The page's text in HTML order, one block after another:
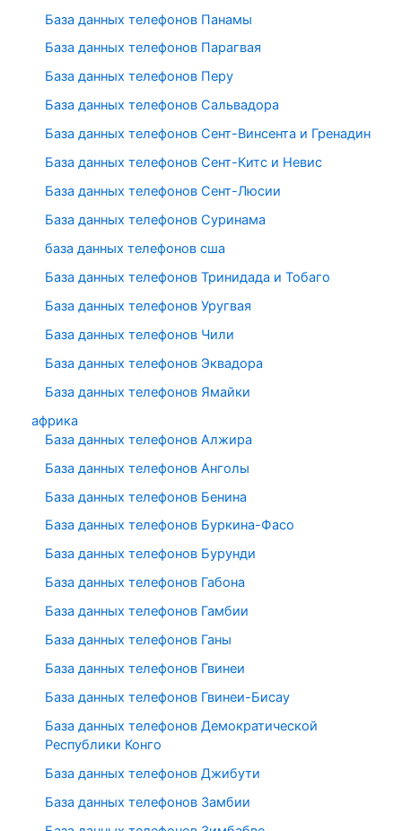
База данных телефонов Панамы
База данных телефонов Парагвая
База данных телефонов Перу
База данных телефонов Сальвадора
База данных телефонов Сент-Винсента и Гренадин
База данных телефонов Сент-Китс и Невис
База данных телефонов Сент-Люсии
База данных телефонов Суринама
база данных телефонов сша
База данных телефонов Тринидада и Тобаго
База данных телефонов Уругвая
База данных телефонов Чили
База данных телефонов Эквадора
База данных телефонов Ямайки
африка
База данных телефонов Алжира
База данных телефонов Анголы
База данных телефонов Бенина
База данных телефонов Буркина-Фасо
База данных телефонов Бурунди
База данных телефонов Габона
База данных телефонов Гамбии
База данных телефонов Ганы
База данных телефонов Гвинеи
База данных телефонов Гвинеи-Бисау
База данных телефонов Демократической
Республики Конго
База данных телефонов Джибути
База данных телефонов Замбии